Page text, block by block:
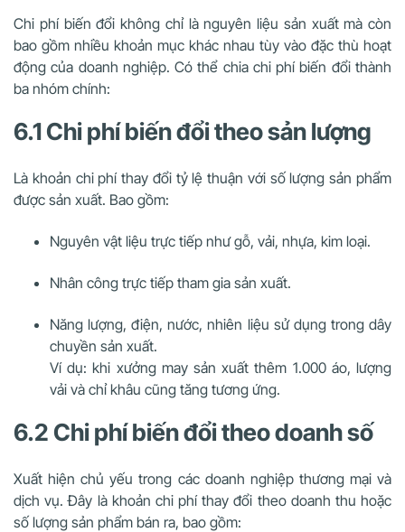
Chi phí biến đổi không chỉ là nguyên liệu sản xuất mà còn
bao gồm nhiều khoản mục khác nhau tùy vào đặc thù hoạt
động của doanh nghiệp. Có thể chia chi phí biến đổi thành
ba nhóm chính:
6.1 Chi phí biến đổi theo sản lượng
Là khoản chi phí thay đổi tỷ lệ thuận với số lượng sản phẩm
được sản xuất. Bao gồm:
Nguyên vật liệu trực tiếp như gỗ, vải, nhựa, kim loại.
Nhân công trực tiếp tham gia sản xuất.
Năng lượng, điện, nước, nhiên liệu sử dụng trong dây
chuyền sản xuất.
Ví dụ: khi xưởng may sản xuất thêm 1.000 áo, lượng
vải và chỉ khâu cũng tăng tương ứng.
6.2 Chi phí biến đổi theo doanh số
Xuất hiện chủ yếu trong các doanh nghiệp thương mại và
dịch vụ. Đây là khoản chi phí thay đổi theo doanh thu hoặc
số lượng sản phẩm bán ra, bao gồm: